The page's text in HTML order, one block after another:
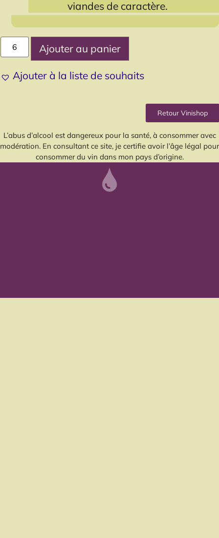
viandes de caractère.
Ajouter au panier
Ajouter à la liste de souhaits
Retour Vinishop
L’abus d’alcool est dangereux pour la santé, à consommer avec
modération. En consultant ce site, je certifie avoir l’âge légal pour
consommer du vin dans mon pays d’origine.